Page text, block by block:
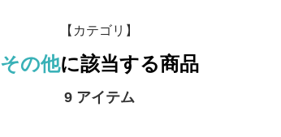
【カテゴリ】
その他に該当する商品
9 アイテム